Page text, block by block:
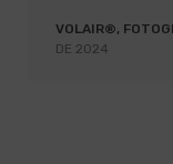
VOLAIR®,
DE 2024